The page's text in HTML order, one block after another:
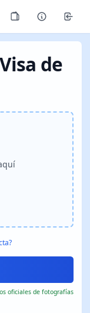
de
oficiales de fotografías